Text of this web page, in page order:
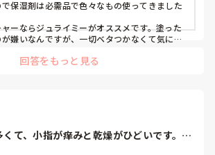
保湿剤は必需品で色々なもの使ってきました
ーならジュライミーがオススメです。塗った
嫌いなんですが、一切ベタつかなくて気に入
はまぁ普通なんですけどね。
回答をもっと見る
て、小指が痒みと乾燥がひどいです。お